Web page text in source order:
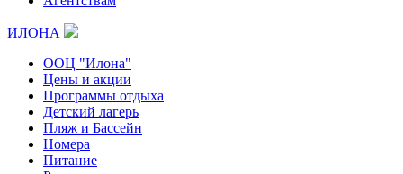
ИЛОНА
ООЦ "Илона"
Цены и акции
Программы отдыха
Детский лагерь
Пляж и Бассейн
Номера
Питание